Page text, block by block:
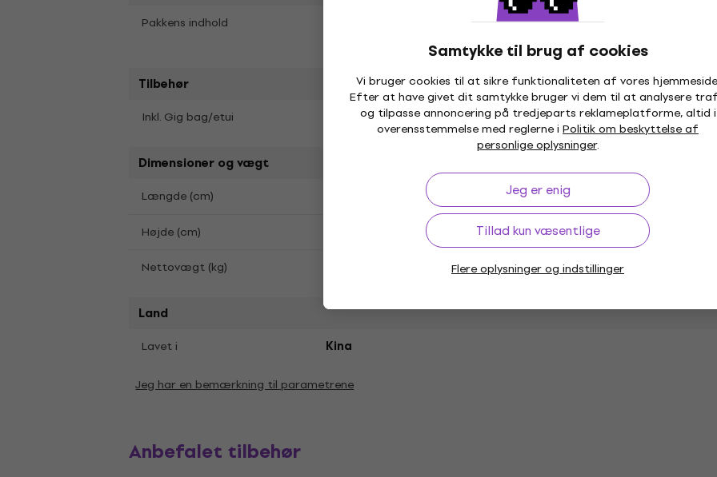
Samtykke til brug af cookies
Vi bruger cookies til at sikre funktionaliteten af vores
Efter at have givet dit samtykke bruger vi dem til at analysere
og tilpasse annoncering på tredjeparts reklameplatforme, altid i
overensstemmelse med reglerne i Politik om beskyttelse af
personlige oplysninger.
Jeg er enig
Tillad kun væsentlige
Flere oplysninger og indstillinger
Pakkens indhold Tube
Tilbehør
Inkl. Gig bag/etui Gigbag
Dimensioner og vægt
Længde (cm)
Dybde (cm)
Højde (cm)
Bredde (cm)
Nettovægt (kg)
Land
Lavet i Kina
Jeg har en bemærkning til parametrene
Anbefalet tilbehør